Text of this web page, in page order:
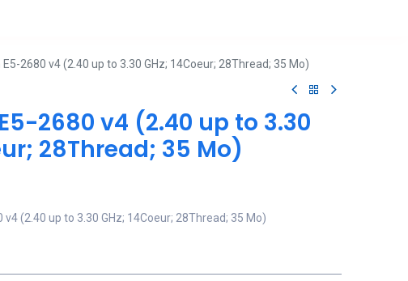
E5-2680 v4 (2.40 up to 3.30 GHz; 14Coeur; 28Thread; 35 Mo)
2680 v4 (2.40 up to 3.30
28Thread; 35 Mo)
v4 (2.40 up to 3.30 GHz; 14Coeur; 28Thread; 35 Mo)